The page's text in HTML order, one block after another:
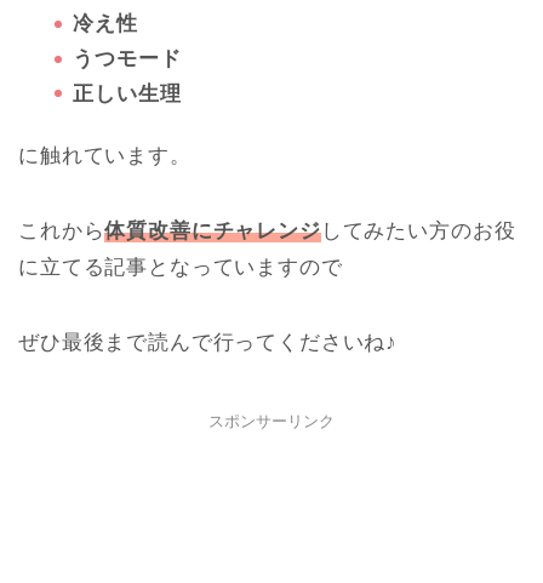
冷え性
うつモード
正しい生理
に触れています。
これから体質改善にチャレンジしてみたい方のお役
に立てる記事となっていますので
ぜひ最後まで読んで行ってくださいね♪
スポンサーリンク